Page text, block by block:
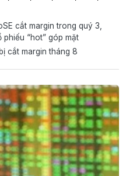
cắt margin trong quý 3,
phiếu “hot” góp mặt
cắt margin tháng 8